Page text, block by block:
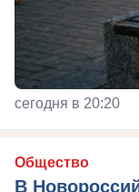
сегодня в 20:20
Общество
В